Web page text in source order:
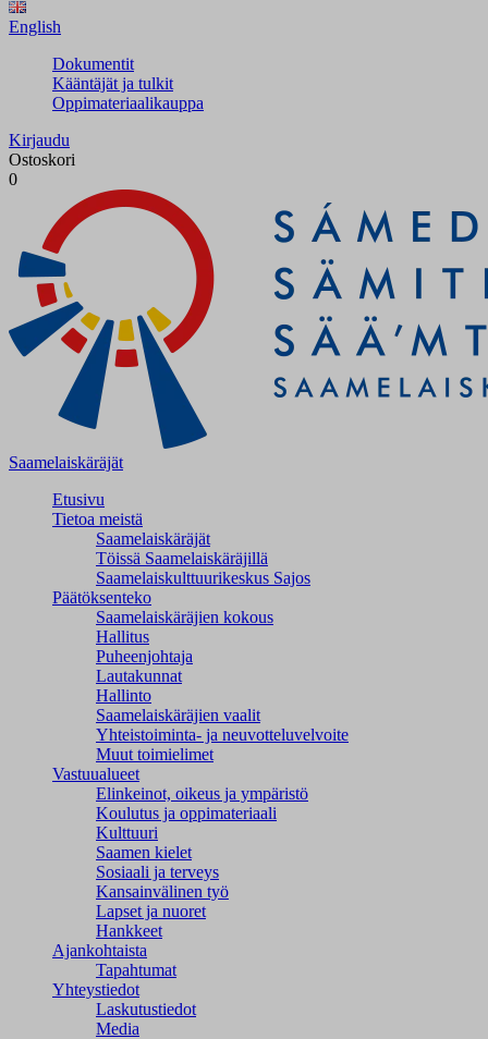
English
Dokumentit
Kääntäjät ja tulkit
Oppimateriaalikauppa
Kirjaudu
Ostoskori
0
Saamelaiskäräjät
Etusivu
Tietoa meistä
Saamelaiskäräjät
Töissä Saamelaiskäräjillä
Saamelaiskulttuuri­keskus Sajos
Päätöksenteko
Saamelaiskäräjien kokous
Hallitus
Puheenjohtaja
Lautakunnat
Hallinto
Saamelaiskäräjien vaalit
Yhteistoiminta- ja neuvotteluvelvoite
Muut toimielimet
Vastuualueet
Elinkeinot, oikeus ja ympäristö
Koulutus ja oppimateriaali
Kulttuuri
Saamen kielet
Sosiaali ja terveys
Kansainvälinen työ
Lapset ja nuoret
Hankkeet
Ajankohtaista
Tapahtumat
Yhteystiedot
Laskutustiedot
Media